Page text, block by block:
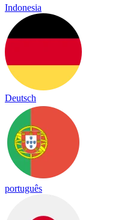
Indonesia
Deutsch
português